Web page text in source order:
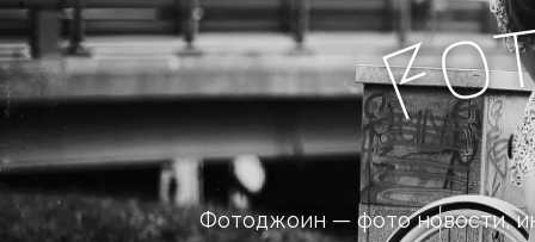
Fo
Фотоджоин — фото новости,